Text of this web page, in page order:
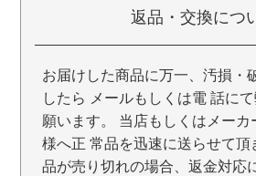
返品・交換につ
お届けした商品に万一、汚損・
したら メールもしくは電 話に
願います。 当店もしくはメーカ
様へ正 常品を迅速に送らせて頂
品が売り切れの場合、返金対応